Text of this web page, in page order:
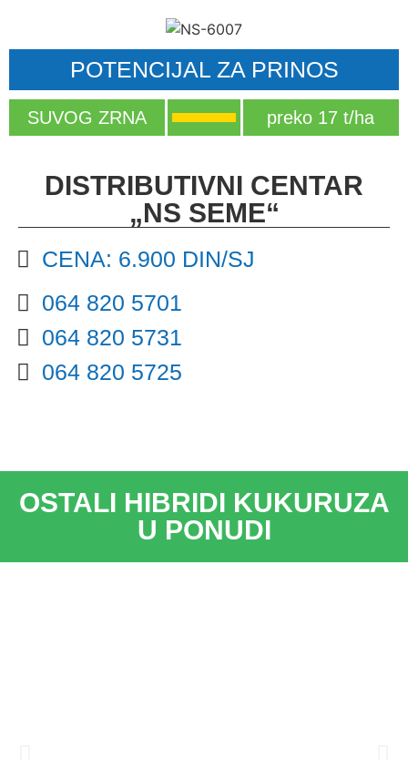
POTENCIJAL ZA PRINOS
SUVOG ZRNA preko 17 t/ha
DISTRIBUTIVNI CENTAR
„NS SEME“
CENA: 6.900 DIN/SJ
064 820 5701
064 820 5731
064 820 5725
OSTALI HIBRIDI KUKURUZA
U PONUDI